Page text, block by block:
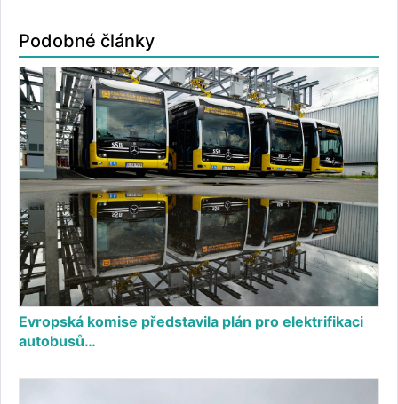
Podobné články
Evropská komise představila plán pro elektrifikaci
autobusů…